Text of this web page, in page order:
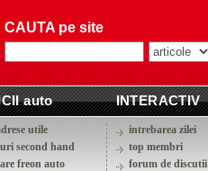
CAUTA pe site
auto INTERACTIV
utile
second hand
freon auto
intrebarea zilei
top membri
forum de discutii